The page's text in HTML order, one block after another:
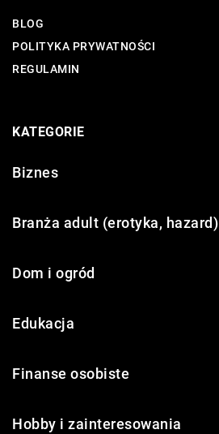
BLOG
POLITYKA PRYWATNOŚCI
REGULAMIN
KATEGORIE
Biznes
Branża adult (erotyka, hazard)
Dom i ogród
Edukacja
Finanse osobiste
Hobby i zainteresowania